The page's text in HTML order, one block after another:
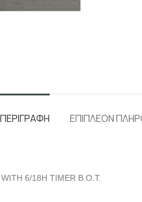
ΠΕΡΙΓΡΑΦΉ ΕΠΙΠΛΈΟΝ
6/18H TIMER B.O.T.